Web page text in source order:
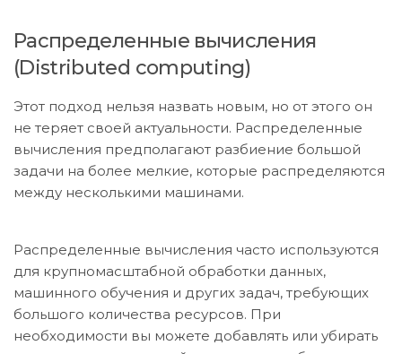
Распределенные вычисления
(Distributed computing)
Этот подход нельзя назвать новым, но от этого он
не теряет своей актуальности. Распределенные
вычисления предполагают разбиение большой
задачи на более мелкие, которые распределяются
между несколькими машинами.
Распределенные вычисления часто используются
для крупномасштабной обработки данных,
машинного обучения и других задач, требующих
большого количества ресурсов. При
необходимости вы можете добавлять или убирать